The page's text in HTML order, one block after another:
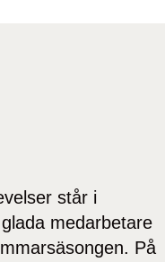
står i
medarbetare
På